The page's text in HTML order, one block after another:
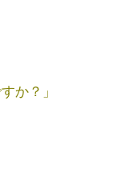
か？」